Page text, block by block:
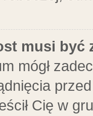
musi być
mógł
Cię w